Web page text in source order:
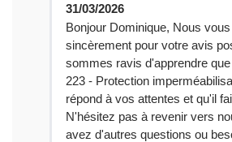
31/03/2026
Bonjour Dominique, Nous
sincèrement pour votre avis
sommes ravis d'apprendre
223 - Protection
répond à vos attentes et qu'il
N'hésitez pas à revenir vers
avez d'autres questions ou